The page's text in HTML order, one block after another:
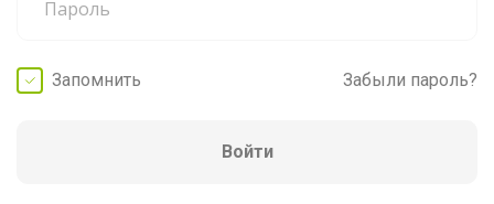
Запомнить Забыли пароль?
Войти